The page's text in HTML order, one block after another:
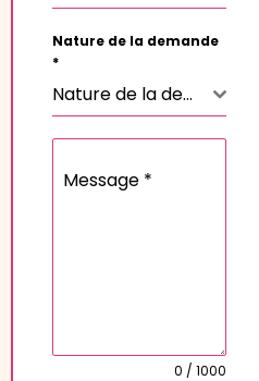
Nature de la demande
*
Nature de la demande
Message *
0 / 1000